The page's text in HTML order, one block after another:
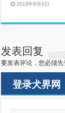
2019年8月6日
发表回复
要发表评论，您必须先
登录犬界网